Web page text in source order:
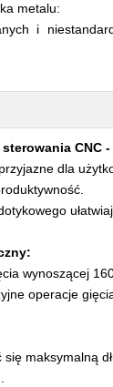
metalu:
i
CNC -
dla
wynoszącej
operacje
maksymalną